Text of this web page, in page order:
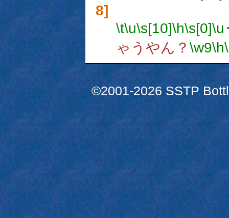
8]
\t\u\s[10]\h\s[0]\u
ゃうやん？ \w9\h
©2001-2026 SSTP